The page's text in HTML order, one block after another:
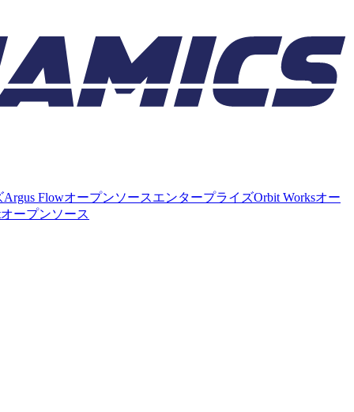
Argus FlowオープンソースエンタープライズOrbit Worksオー
オープンソース